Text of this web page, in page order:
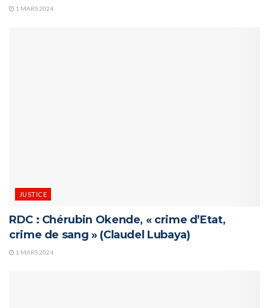
1 MARS 2024
JUSTICE
RDC : Chérubin Okende, « crime d’Etat,
crime de sang » (Claudel Lubaya)
1 MARS 2024